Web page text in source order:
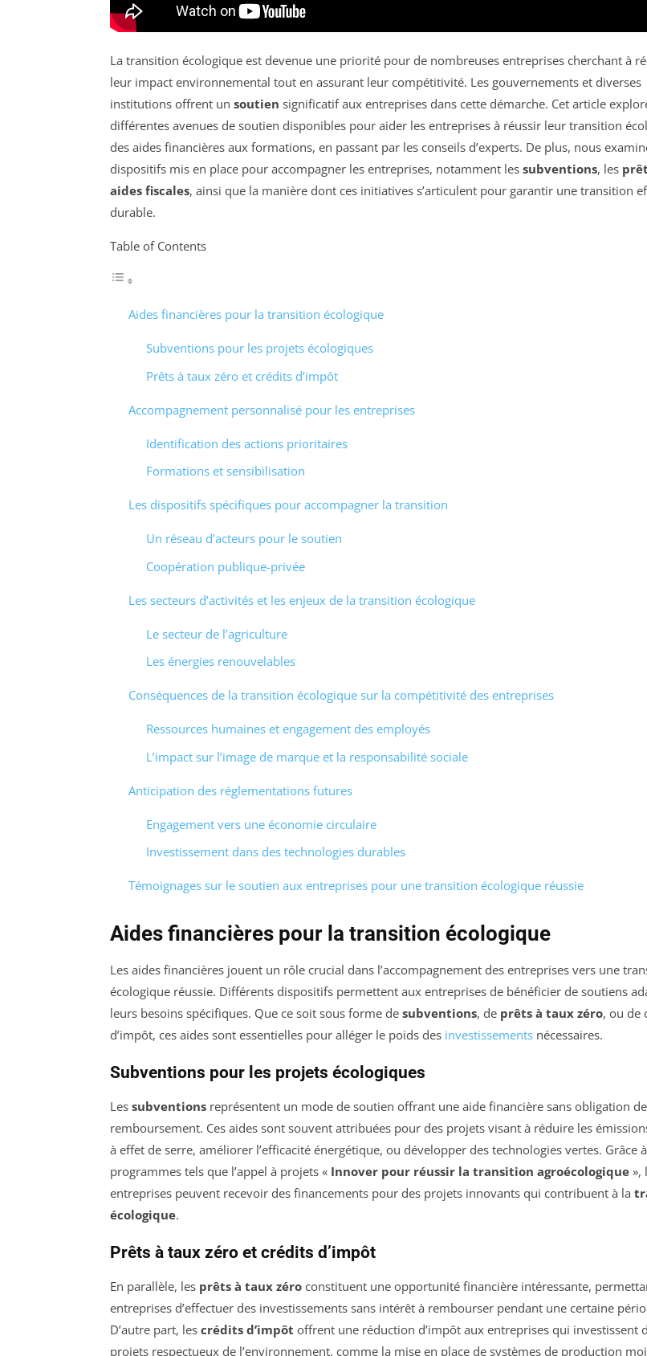
La transition écologique est devenue une priorité pour de nombreuses entreprises cherchant à
leur impact environnemental tout en assurant leur compétitivité. Les gouvernements et diverses
institutions offrent un soutien significatif aux entreprises dans cette démarche. Cet article
différentes avenues de soutien disponibles pour aider les entreprises à réussir leur transition
des aides financières aux formations, en passant par les conseils d’experts. De plus, nous
dispositifs mis en place pour accompagner les entreprises, notamment les subventions, les
aides fiscales, ainsi que la manière dont ces initiatives s’articulent pour garantir une transition
durable.
Table of Contents
Aides financières pour la transition écologique
Subventions pour les projets écologiques
Prêts à taux zéro et crédits d’impôt
Accompagnement personnalisé pour les entreprises
Identification des actions prioritaires
Formations et sensibilisation
Les dispositifs spécifiques pour accompagner la transition
Un réseau d’acteurs pour le soutien
Coopération publique-privée
Les secteurs d’activités et les enjeux de la transition écologique
Le secteur de l’agriculture
Les énergies renouvelables
Conséquences de la transition écologique sur la compétitivité des entreprises
Ressources humaines et engagement des employés
L’impact sur l’image de marque et la responsabilité sociale
Anticipation des réglementations futures
Engagement vers une économie circulaire
Investissement dans des technologies durables
Témoignages sur le soutien aux entreprises pour une transition écologique réussie
Aides financières pour la transition écologique
Les aides financières jouent un rôle crucial dans l’accompagnement des entreprises vers une
écologique réussie. Différents dispositifs permettent aux entreprises de bénéficier de soutiens
leurs besoins spécifiques. Que ce soit sous forme de subventions, de prêts à taux zéro, ou de
d’impôt, ces aides sont essentielles pour alléger le poids des investissements nécessaires.
Subventions pour les projets écologiques
Les subventions représentent un mode de soutien offrant une aide financière sans obligation de
remboursement. Ces aides sont souvent attribuées pour des projets visant à réduire les
à effet de serre, améliorer l’efficacité énergétique, ou développer des technologies vertes. Grâce
programmes tels que l’appel à projets « Innover pour réussir la transition agroécologique »,
entreprises peuvent recevoir des financements pour des projets innovants qui contribuent à la
écologique.
Prêts à taux zéro et crédits d’impôt
En parallèle, les prêts à taux zéro constituent une opportunité financière intéressante,
entreprises d’effectuer des investissements sans intérêt à rembourser pendant une certaine
D’autre part, les crédits d’impôt offrent une réduction d’impôt aux entreprises qui investissent
projets respectueux de l’environnement, comme la mise en place de systèmes de production